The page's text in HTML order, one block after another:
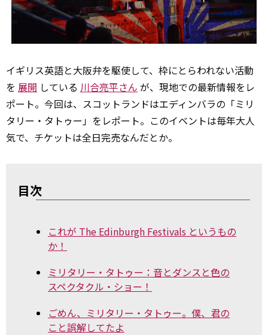
イギリス英語と大阪弁を駆使して、枠にとらわれない活動
を 展開 している 川合亮平さん が、現地での最新情報をレ
ポート。今回は、スコットランドはエディンバラの「ミリ
タリー・タトゥー」をレポート。このイベントは毎年大人
気で、チケットは全日完売なんだとか。
目次
これが The Edinburgh Festivals というもの
か！
ミリタリー・タトゥー：音とダンスと色の
スペクタクル・ショー！
ごめん、ミリタリー・タトゥー。僕、君の
こと誤解してたよ